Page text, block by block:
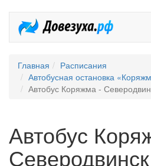
Главная
Расписания
Автобусная остановка
Автобус Коряжма -
Автобус